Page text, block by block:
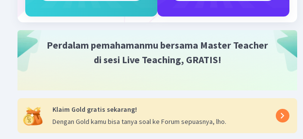
Perdalam pemahamanmu bersama Master Teacher
di sesi Live Teaching, GRATIS!
Klaim Gold gratis sekarang!
Dengan Gold kamu bisa tanya soal ke Forum sepuasnya, lho.